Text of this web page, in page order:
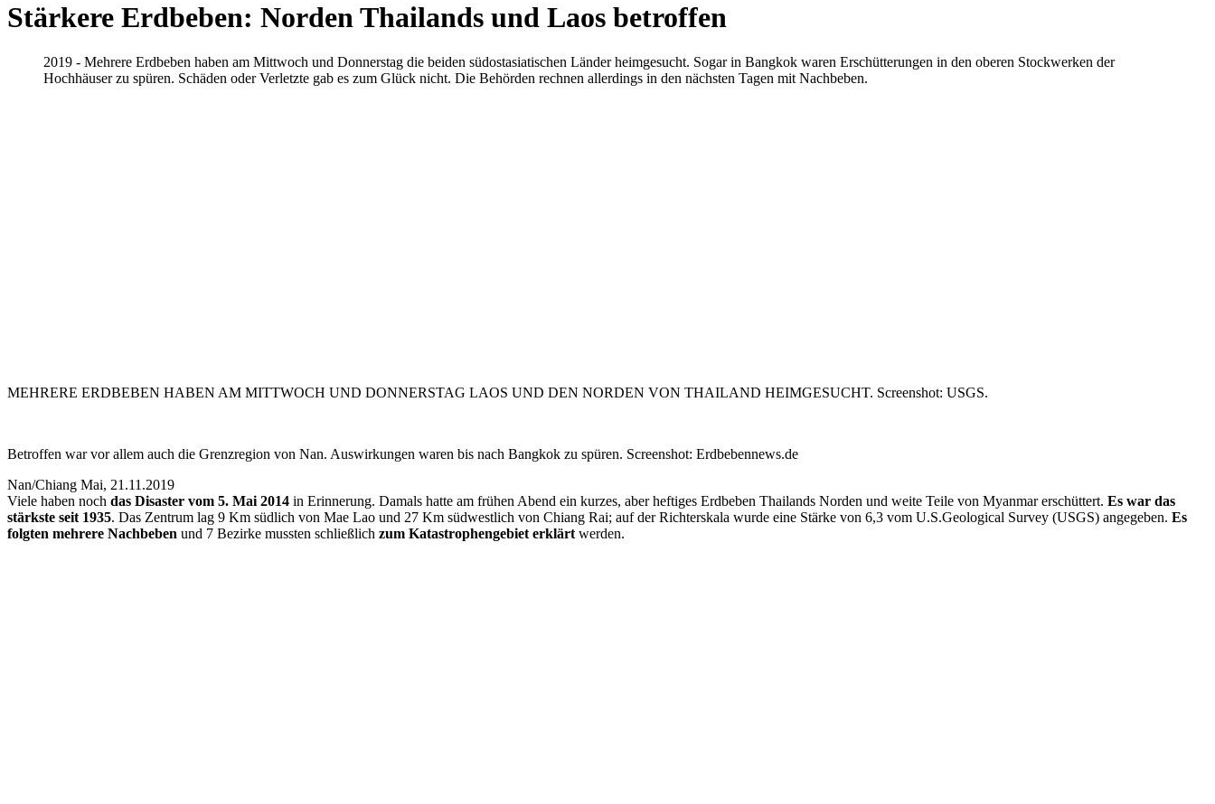
Stärkere Erdbeben: Norden Thailands und Laos betroffen
2019 - Mehrere Erdbeben haben am Mittwoch und Donnerstag die beiden südostasiatischen Länder heimgesucht. Sogar in Bangkok waren Erschütterungen in den oberen Stockwerken der
Hochhäuser zu spüren. Schäden oder Verletzte gab es zum Glück nicht. Die Behörden rechnen allerdings in den nächsten Tagen mit Nachbeben.
MEHRERE ERDBEBEN HABEN AM MITTWOCH UND DONNERSTAG LAOS UND DEN NORDEN VON THAILAND HEIMGESUCHT. Screenshot: USGS.
Betroffen war vor allem auch die Grenzregion von Nan. Auswirkungen waren bis nach Bangkok zu spüren. Screenshot: Erdbebennews.de
Nan/Chiang Mai, 21.11.2019
Viele haben noch das Disaster vom 5. Mai 2014 in Erinnerung. Damals hatte am frühen Abend ein kurzes, aber heftiges Erdbeben Thailands Norden und weite Teile von Myanmar erschüttert. Es war das
stärkste seit 1935. Das Zentrum lag 9 Km südlich von Mae Lao und 27 Km südwestlich von Chiang Rai; auf der Richterskala wurde eine Stärke von 6,3 vom U.S.Geological Survey (USGS) angegeben. Es
folgten mehrere Nachbeben und 7 Bezirke mussten schließlich zum Katastrophengebiet erklärt werden.